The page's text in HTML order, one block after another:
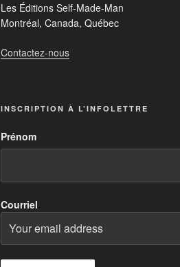
Les Éditions Self-Made-Man
Montréal, Canada, Québec
Contactez-nous
INSCRIPTION À L’INFOLETTRE
Prénom
Courriel